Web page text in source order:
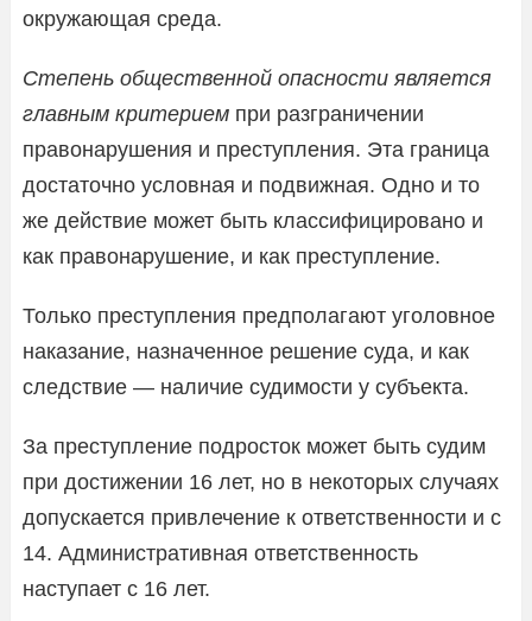
окружающая среда.
Степень общественной опасности является
главным критерием при разграничении
правонарушения и преступления. Эта граница
достаточно условная и подвижная. Одно и то
же действие может быть классифицировано и
как правонарушение, и как преступление.
Только преступления предполагают уголовное
наказание, назначенное решение суда, и как
следствие — наличие судимости у субъекта.
За преступление подросток может быть судим
при достижении 16 лет, но в некоторых случаях
допускается привлечение к ответственности и с
14. Административная ответственность
наступает с 16 лет.